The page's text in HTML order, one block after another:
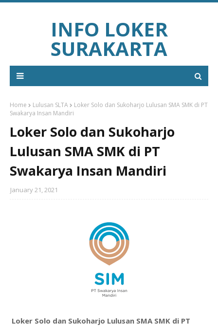
INFO LOKER
SURAKARTA
Home Lulusan SLTA
Loker Solo dan Sukoharjo Lulusan SMA SMK di PT
Swakarya Insan Mandiri
Loker Solo dan Sukoharjo
Lulusan SMA SMK di PT
Swakarya Insan Mandiri
January 21, 2021
Loker Solo dan Sukoharjo Lulusan SMA SMK di PT